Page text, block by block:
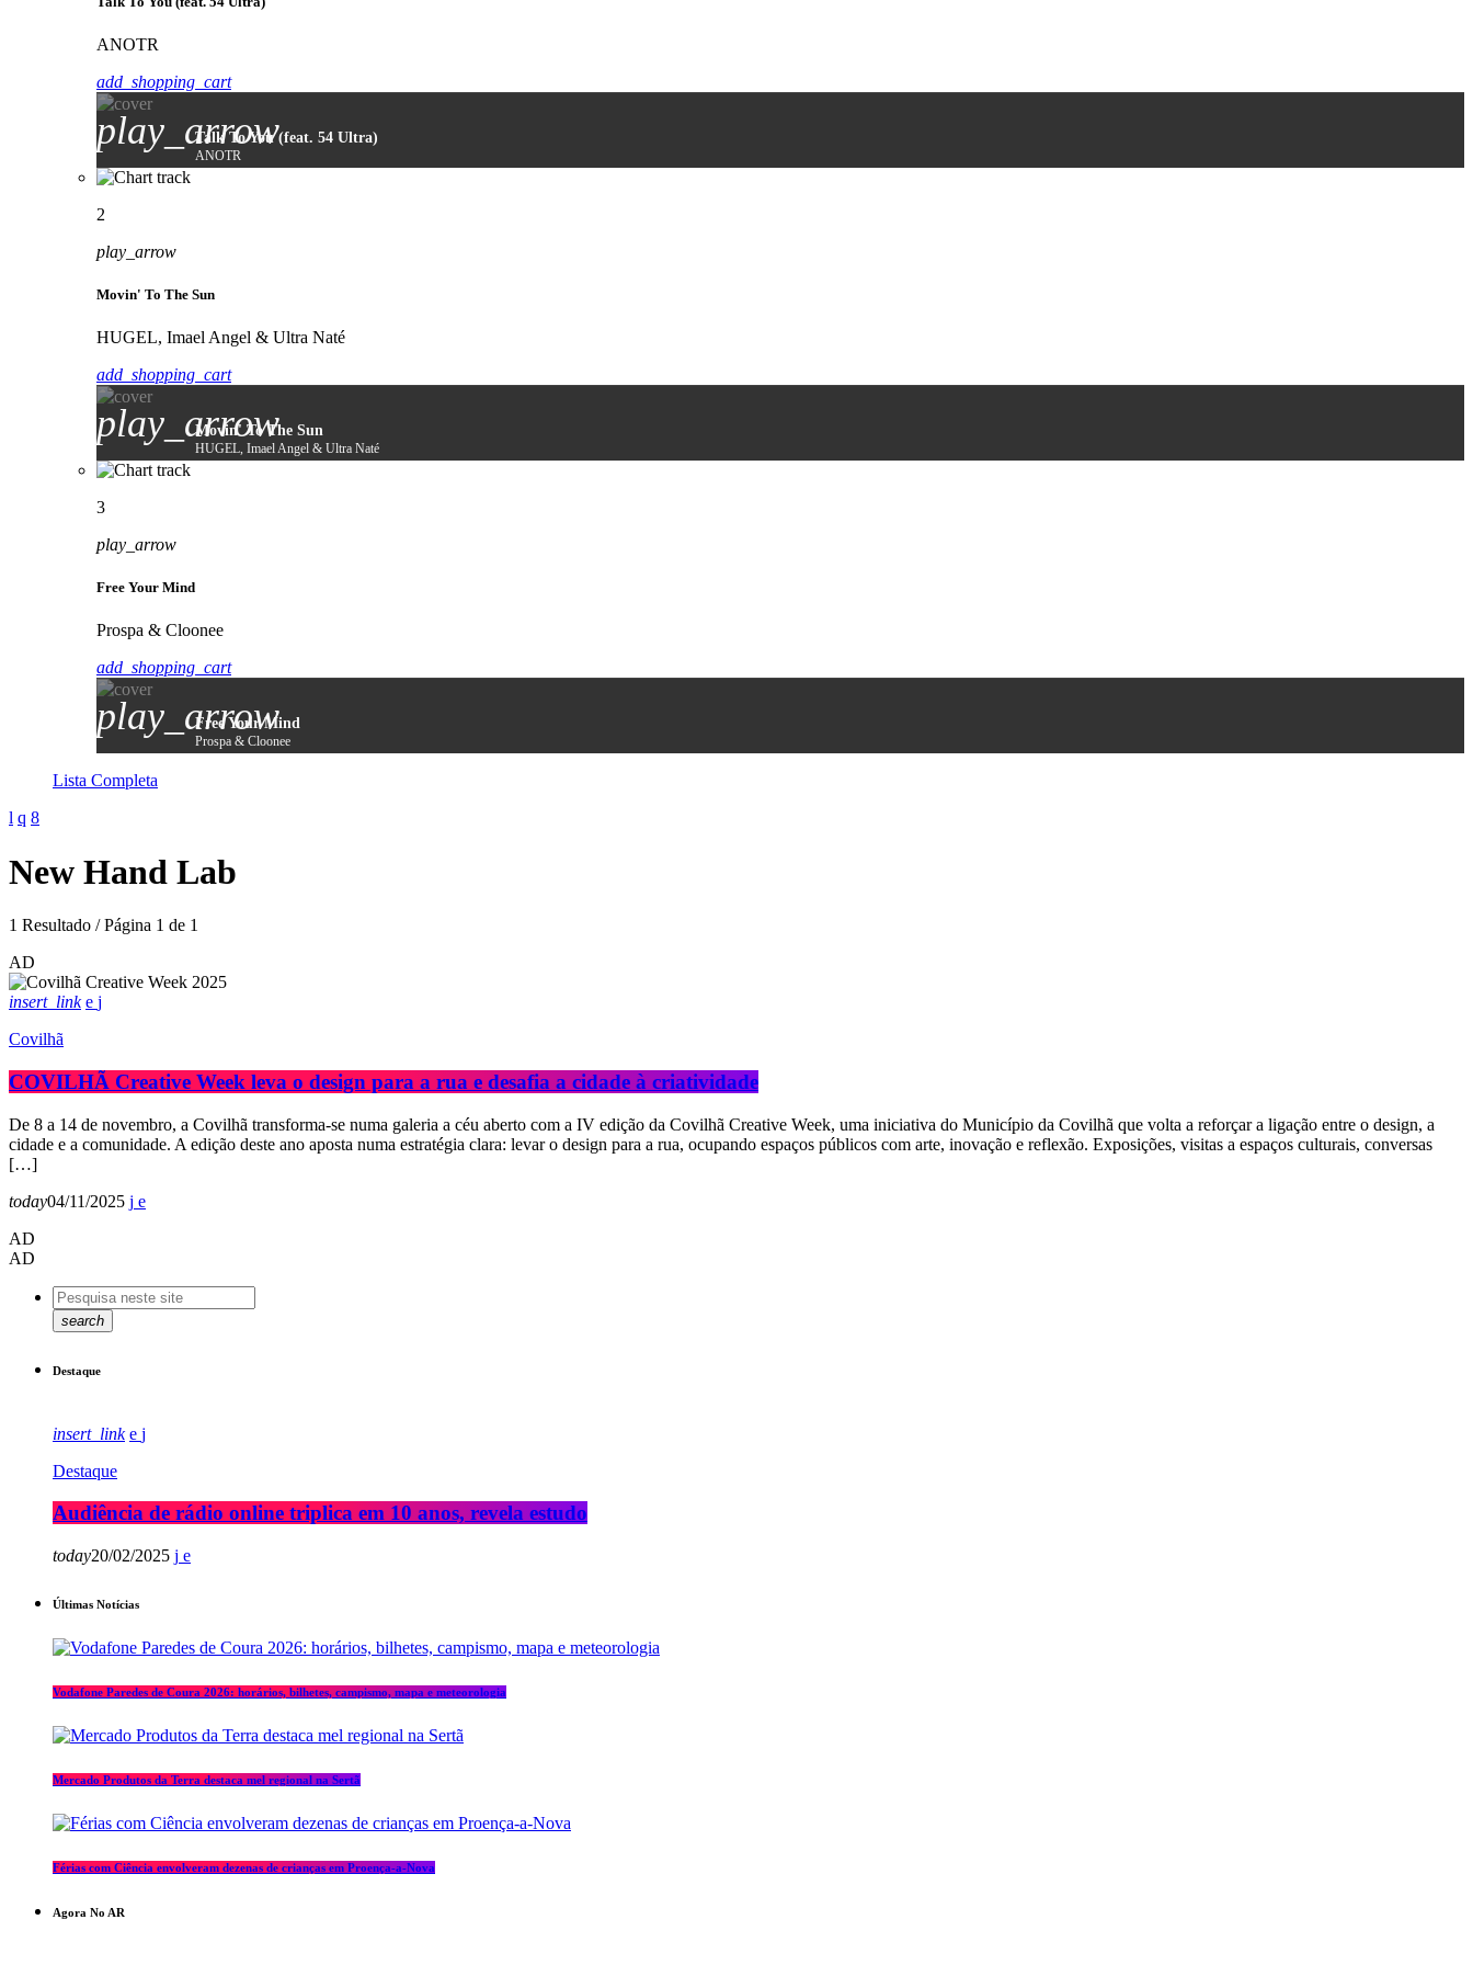
ANOTR
add_shopping_cart
play_arrowTalk To You (feat. 54 Ultra)
ANOTR
2
play_arrow
Movin' To The Sun
HUGEL, Imael Angel & Ultra Naté
add_shopping_cart
play_arrow
Movin' To The Sun
HUGEL, Imael Angel & Ultra Naté
3
play_arrow
Free Your Mind
Prospa & Cloonee
add_shopping_cart
play_arrow
Free Your Mind
Prospa & Cloonee
Lista Completa
New Hand Lab
1 Resultado / Página 1 de 1
AD
insert_link
Covilhã
COVILHÃ Creative Week leva o design para a rua e desafia a cidade à criatividade
De 8 a 14 de novembro, a Covilhã transforma-se numa galeria a céu aberto com a IV edição da Covilhã Creative Week, uma iniciativa do Município da Covilhã que volta a reforçar a ligação entre o design, a
cidade e a comunidade. A edição deste ano aposta numa estratégia clara: levar o design para a rua, ocupando espaços públicos com arte, inovação e reflexão. Exposições, visitas a espaços culturais, conversas
[…]
today04/11/2025
AD
AD
search
Destaque
insert_link
Destaque
Audiência de rádio online triplica em 10 anos, revela estudo
today20/02/2025
Últimas Notícias
Vodafone Paredes de Coura 2026: horários, bilhetes, campismo, mapa e meteorologia
Mercado Produtos da Terra destaca mel regional na Sertã
Férias com Ciência envolveram dezenas de crianças em Proença-a-Nova
Agora No AR